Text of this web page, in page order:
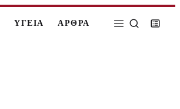
ΥΓΕΙΑ ΑΡΘΡΑ